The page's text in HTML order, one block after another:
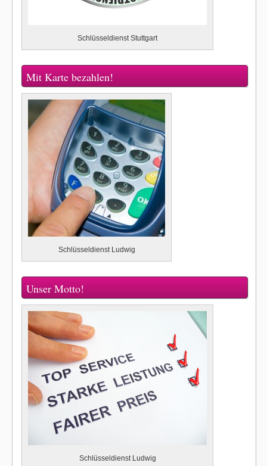
Schlüsseldienst Stuttgart
Mit Karte bezahlen!
Schlüsseldienst Ludwig
Unser Motto!
Schlüsseldienst Ludwig